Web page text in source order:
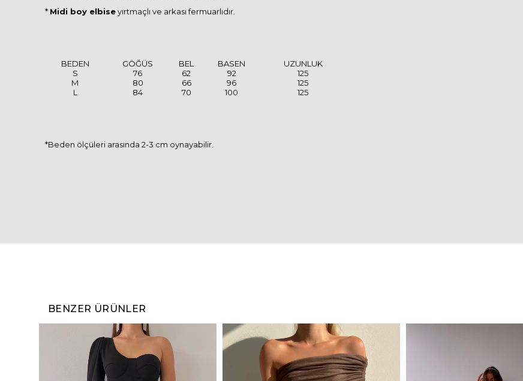
* Midi boy elbiseyırtmaçlı ve arkası fermuarlıdır.
BEDEN GÖĞÜS BEL BASEN
UZUNLUK
S
76 62 92
125
M
80 66 96
125
L
84 70 100 125
*Beden ölçüleri arasında 2-3 cm oynayabilir.
BENZER ÜRÜNLER